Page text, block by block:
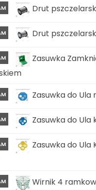
Drut
Drut
Zasuwka
Zasuwka do
Zasuwka do
Zasuwka do Ula
Wirnik 4